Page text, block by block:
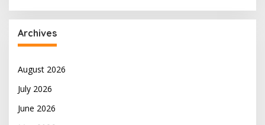
Archives
August 2026
July 2026
June 2026